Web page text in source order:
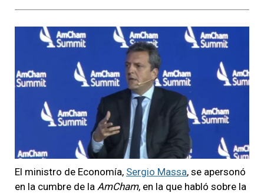
El ministro de Economía, Sergio Massa, se apersonó
en la cumbre de la AmCham, en la que habló sobre la